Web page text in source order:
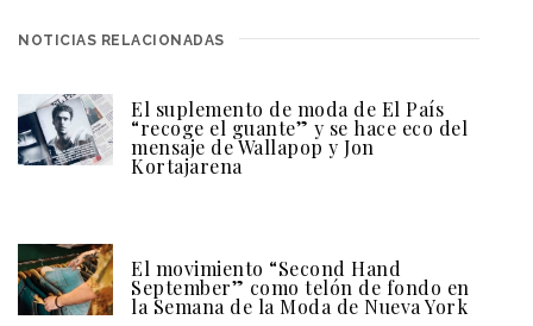
NOTICIAS RELACIONADAS
El suplemento de moda de El País
“recoge el guante” y se hace eco del
mensaje de Wallapop y Jon
Kortajarena
El movimiento “Second Hand
September” como telón de fondo en
la Semana de la Moda de Nueva York